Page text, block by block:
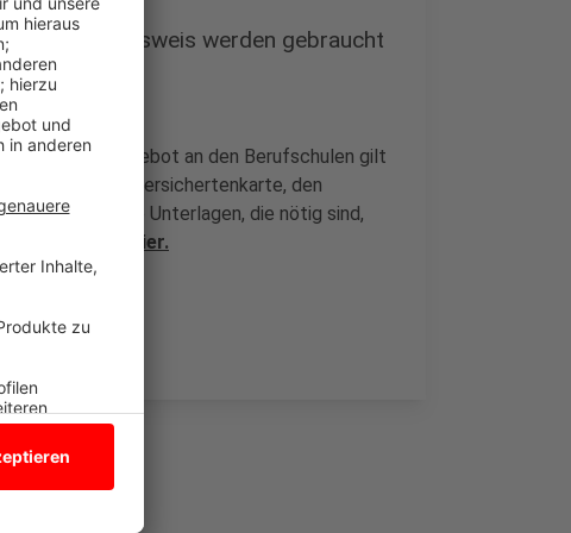
Personalausweis werden gebraucht
Das Impfangebot an den Berufschulen gilt
Eure Krankenversichertenkarte, den
Ihr sogar alle Unterlagen, die nötig sind,
nochmal hier.